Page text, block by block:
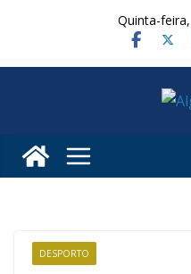
Quinta-
DESPORTO